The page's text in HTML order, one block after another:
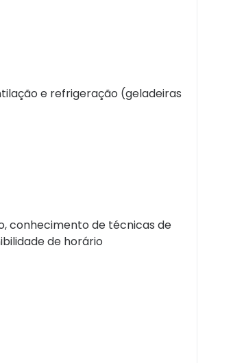
e refrigeração (geladeiras
conhecimento de técnicas de
de horário